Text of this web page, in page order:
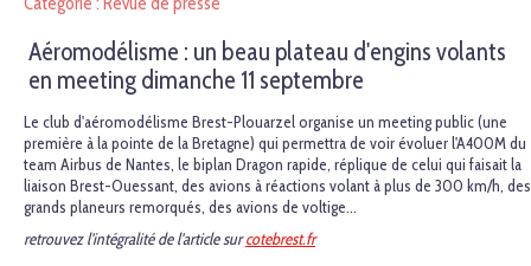
Aéromodélisme : un beau plateau d'engins volants
en meeting dimanche 11 septembre
Le club d'aéromodélisme Brest-Plouarzel organise un meeting public (une
première à la pointe de la Bretagne) qui permettra de voir évoluer l'A400M du
team Airbus de Nantes, le biplan Dragon rapide, réplique de celui qui faisait la
liaison Brest-Ouessant, des avions à réactions volant à plus de 300 km/h, des
grands planeurs remorqués, des avions de voltige...
retrouvez l'intégralité de l'article surcotebrest.fr